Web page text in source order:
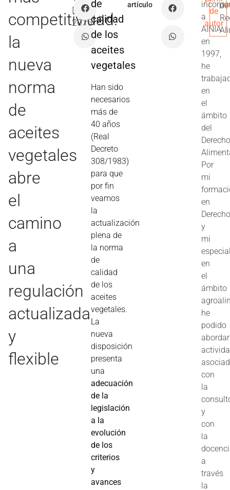
competitividad:
la
nueva
norma
de
aceites
vegetales
abre
el
camino
a
una
regulación
actualizada
y
flexible
May
2025
de
calidad
de los
aceites
vegetales
Han sido
necesarios
más de
40 años
(Real
Decreto
308/1983)
para que
por fin
veamos
la
actualización
plena de
la norma
de
calidad
de los
aceites
vegetales.
La
nueva
disposición
presenta
una
adecuación
de la
legislación
a la
evolución
de los
criterios
y
avances
artículo
a
AINIA
en
1997,
he
en
el
ámbito
del
Por
mi
en
y
mi
en
el
ámbito
he
podido
abordar
con
la
y
con
la
a
través
la
de
autor